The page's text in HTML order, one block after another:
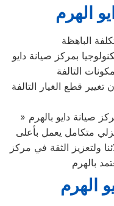
الهرم
الباهظة
بمركز صيانة دايو
التالفة
تغيير قطع الغيار التالفة
متكامل يعمل بأعلى
ولتعزيز الثقة في مركز
الهرم